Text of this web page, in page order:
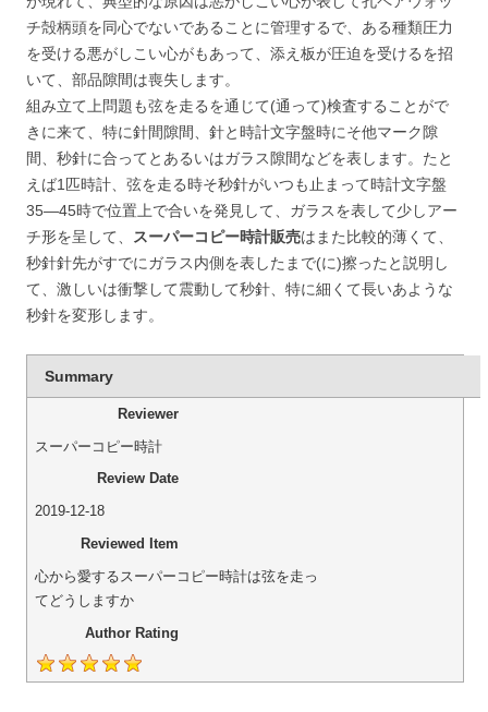
チ殻柄頭を同心でないであることに管理するで、ある種類圧力
を受ける悪がしこい心がもあって、添え板が圧迫を受けるを招
いて、部品隙間は喪失します。
組み立て上問題も弦を走るを通じて(通って)検査することがで
きに来て、特に針間隙間、針と時計文字盤時にそ他マーク隙
間、秒針に合ってとあるいはガラス隙間などを表します。たと
えば1匹時計、弦を走る時そ秒針がいつも止まって時計文字盤
35―45時で位置上で合いを発見して、ガラスを表して少しアー
チ形を呈して、
スーパーコピー時計販売はまた比較的薄くて、
秒針針先がすでにガラス内側を表したまで(に)擦ったと説明し
て、激しいは衝撃して震動して秒針、特に細くて長いあような
秒針を変形します。
Summary
Reviewer
スーパーコピー時計
Review Date
2019-12-18
Reviewed Item
心から愛するスーパーコピー時計は弦を走っ
てどうしますか
Author Rating